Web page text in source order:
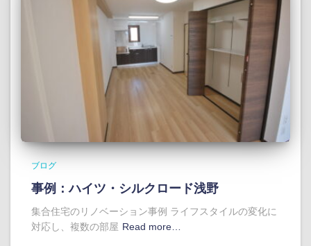
ブログ
事例：ハイツ・シルクロード浅野
集合住宅のリノベーション事例 ライフスタイルの変化に
対応し、複数の部屋 Read more…